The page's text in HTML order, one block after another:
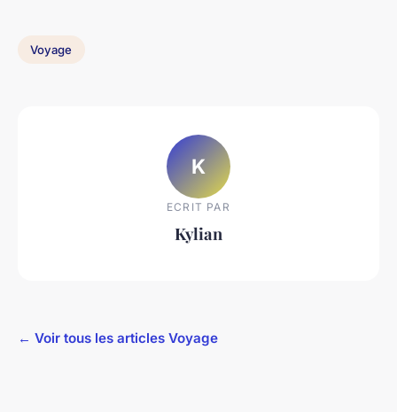
Voyage
K
ECRIT PAR
Kylian
← Voir tous les articles Voyage